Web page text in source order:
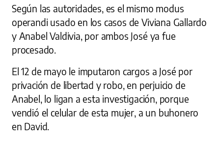
Según las autoridades, es el mismo modus
operandi usado en los casos de Viviana Gallardo
y Anabel Valdivia, por ambos José ya fue
procesado.
El 12 de mayo le imputaron cargos a José por
privación de libertad y robo, en perjuicio de
Anabel, lo ligan a esta investigación, porque
vendió el celular de esta mujer, a un buhonero
en David.